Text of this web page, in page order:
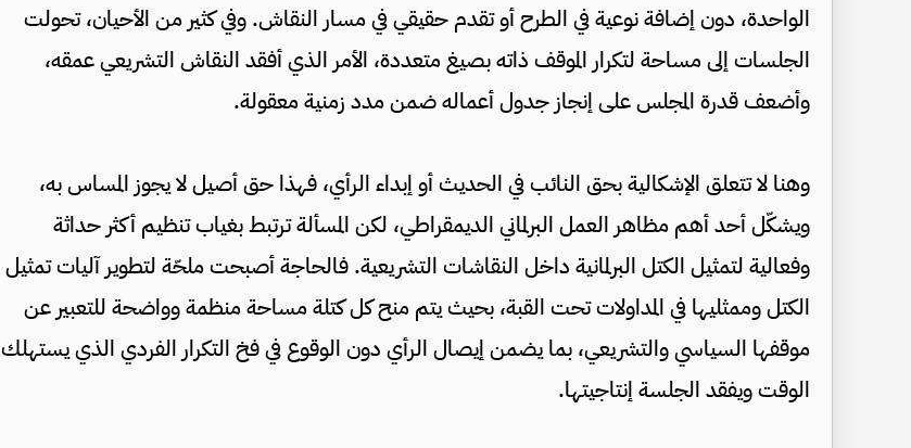
الواحدة، دون إضافة نوعية في الطرح أو تقدم حقيقي في مسار النقاش. وفي كثير من الأحيان، تحولت
الجلسات إلى مساحة لتكرار الموقف ذاته بصيغ متعددة، الأمر الذي أفقد النقاش التشريعي عمقه،
وأضعف قدرة المجلس على إنجاز جدول أعماله ضمن مدد زمنية معقولة.
وهنا لا تتعلق الإشكالية بحق النائب في الحديث أو إبداء الرأي، فهذا حق أصيل لا يجوز المساس به،
ويشكّل أحد أهم مظاهر العمل البرلماني الديمقراطي، لكن المسألة ترتبط بغياب تنظيم أكثر حداثة
وفعالية لتمثيل الكتل البرلمانية داخل النقاشات التشريعية. فالحاجة أصبحت ملحّة لتطوير آليات تمثيل
الكتل وممثليها في المداولات تحت القبة، بحيث يتم منح كل كتلة مساحة منظمة وواضحة للتعبير عن
موقفها السياسي والتشريعي، بما يضمن إيصال الرأي دون الوقوع في فخ التكرار الفردي الذي يستهلك
الوقت ويفقد الجلسة إنتاجيتها.